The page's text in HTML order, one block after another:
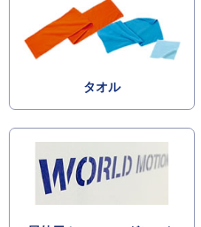
タオル